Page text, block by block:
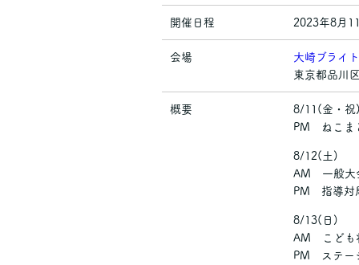
開催日程 2023年8月
会場
大崎ブライ
東京都品川
概要
8/11(金
PM ねこま
8/12(土)
AM 一般大
PM 指導対
8/13(日)
AM こども
PM ステー